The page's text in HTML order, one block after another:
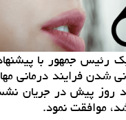
رئیس جمهور با
فرایند درمانی
روز پیش در جریان
موافقت نمود.